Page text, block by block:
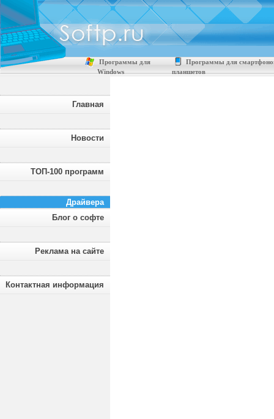
Программы для
Windows
Программы для
планшетов
Главная
Новости
ТОП-100 программ
Драйвера
Блог о софте
Реклама на сайте
Контактная информация